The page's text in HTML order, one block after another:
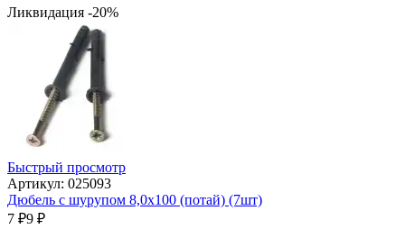
Ликвидация -20%
Быстрый просмотр
Артикул: 025093
Дюбель с шурупом 8,0х100 (потай) (7шт)
7 ₽9 ₽